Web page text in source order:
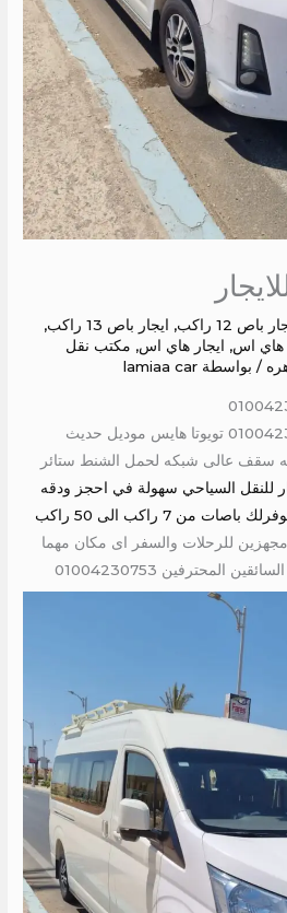
باص 12 راكب , ايجار باص 13 راكب
,
هاي اس, ايجار هاي اس, مكتب نقل
/ بواسطة lamiaa car
باص 14 راكب للايجار 01004230753 تويوتا هايس موديل حديث
سقف عالى شبكه لحمل الشنط ستائر
للنقل السياحي سهولة في احجز ودقه
من 7 راكب الى 50 راكب
للرحلات والسفر اى مكان مهما
المحترفين 01004230753